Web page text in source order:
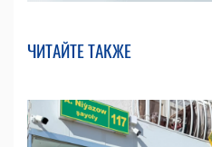
ЧИТАЙТЕ ТАКЖЕ